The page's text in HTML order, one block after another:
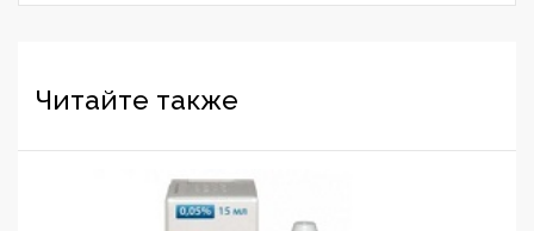
Читайте также